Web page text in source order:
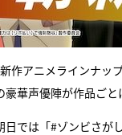
作アニメラインナッ
華声優陣が作品ごと
日では「#ゾンビさが